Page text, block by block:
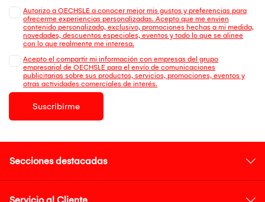
Autorizo a OECHSLE a conocer mejor mis gustos y preferencias para
ofrecerme experiencias personalizadas. Acepto que me envien
contenido personalizado, exclusivo, promociones hechas a mi medida,
novedades, descuentos especiales, eventos y todo lo que se alinee
con lo que realmente me interesa.
Acepto el compartir mi información con empresas del grupo
empresarial de OECHSLE para el envío de comunicaciones
publicitarias sobre sus productos, servicios, promociones, eventos y
otras actividades comerciales de interés.
Suscribirme
Secciones destacadas